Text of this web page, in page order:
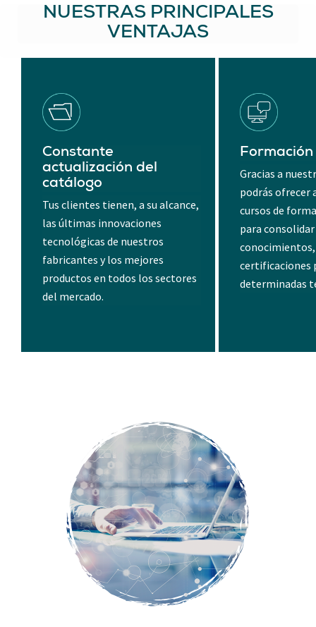
NUESTRAS PRINCIPALES
VENTAJAS
Constante
actualización del
catálogo
Tus clientes tienen, a su alcance,
las últimas innovaciones
tecnológicas de nuestros
fabricantes y los mejores
productos en todos los sectores
del mercado.
Gracias a
podrás ofrecer
cursos de
para consolidar
certificaciones
determinadas